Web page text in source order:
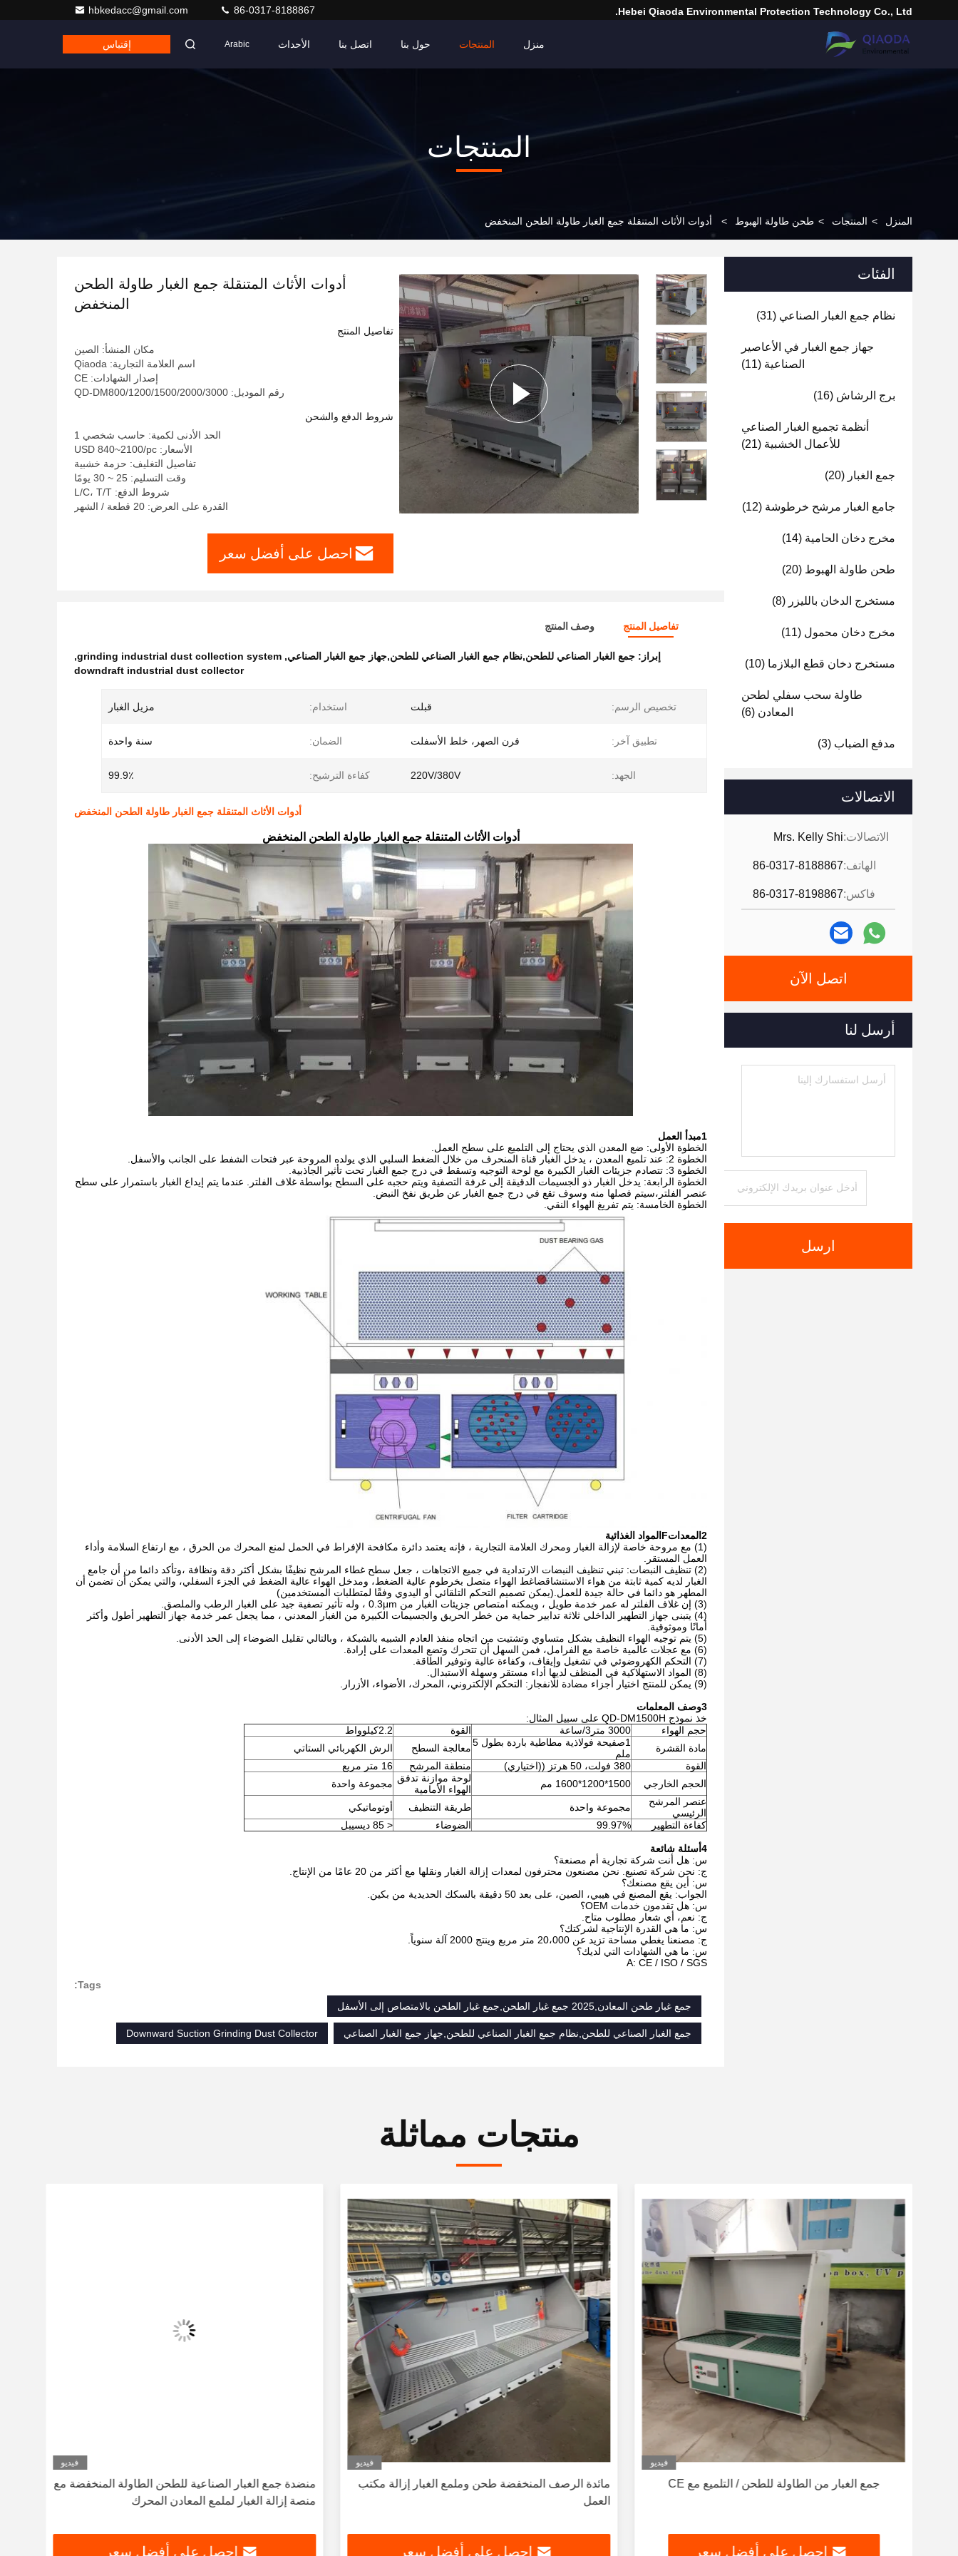
Hebei Qiaoda Environmental Protection Technology Co., Ltd.
hbkedacc@gmail.com 86-0317-8188867
منزل المنتجات حول بنا اتصل بنا الأحداث Arabic إقتباس
المنتجات
المنزل > المنتجات > طحن طاولة الهبوط > أدوات الأثاث المتنقلة جمع الغبار طاولة الطحن المنخفض
الفئات
نظام جمع الغبار الصناعي (31)
جهاز جمع الغبار في الأعاصير
الصناعية (11)
برج الرشاش (16)
أنظمة تجميع الغبار الصناعي
للأعمال الخشبية (21)
جمع الغبار (20)
جامع الغبار مرشح خرطوشة (12)
مخرج دخان الحامية (14)
طحن طاولة الهبوط (20)
مستخرج الدخان بالليزر (8)
مخرج دخان محمول (11)
مستخرج دخان قطع البلازما (10)
طاولة سحب سفلي لطحن
المعادن (6)
مدفع الضباب (3)
الاتصالات
الاتصالات:Mrs. Kelly Shi
الهاتف:86-0317-8188867
فاكس:86-0317-8198867
اتصل الآن
أرسل لنا
ارسل
أدوات الأثاث المتنقلة جمع الغبار طاولة الطحن
المنخفض
تفاصيل المنتج
مكان المنشأ: الصين
اسم العلامة التجارية: Qiaoda
إصدار الشهادات: CE
رقم الموديل: QD-DM800/1200/1500/2000/3000
شروط الدفع والشحن
الحد الأدنى لكمية: حاسب شخصي 1
الأسعار: USD 840~2100/pc
تفاصيل التغليف: حزمة خشبية
وقت التسليم: 25 ~ 30 يومًا
شروط الدفع: L/C، T/T
القدرة على العرض: 20 قطعة / الشهر
احصل على أفضل سعر
تفاصيل المنتج وصف المنتج
إبراز: جمع الغبار الصناعي للطحن,نظام جمع الغبار الصناعي للطحن,جهاز جمع الغبار الصناعي,
grinding industrial dust collection system
,
downdraft industrial dust collector
تخصيص الرسم: قبلت استخدام: مزيل الغبار
تطبيق آخر: فرن الصهر، خلط الأسفلت الضمان: سنة واحدة
الجهد: 220V/380V كفاءة الترشيح: 99.9٪
أدوات الأثاث المتنقلة جمع الغبار طاولة الطحن المنخفض
أدوات الأثاث المتنقلة جمع الغبار طاولة الطحن المنخفض
1مبدأ العمل
الخطوة الأولى: ضع المعدن الذي يحتاج إلى التلميع على سطح العمل.
الخطوة 2: عند تلميع المعدن ، يدخل الغبار قناة المنحرف من خلال الضغط السلبي الذي يولده المروحة عبر فتحات الشفط على الجانب والأسفل.
الخطوة 3: تتصادم جزيئات الغبار الكبيرة مع لوحة التوجيه وتسقط في درج جمع الغبار تحت تأثير الجاذبية.
الخطوة الرابعة: يدخل الغبار ذو الجسيمات الدقيقة إلى غرفة التصفية ويتم حجبه على السطح بواسطة غلاف الفلتر. عندما يتم إيداع الغبار باستمرار على سطح
عنصر الفلتر،سيتم فصلها منه وسوف تقع في درج جمع الغبار عن طريق نفخ النبض.
الخطوة الخامسة: يتم تفريغ الهواء النقي.
2المعدات F المواد الغذائية
(1) مع مروحة خاصة لإزالة الغبار ومحرك العلامة التجارية ، فإنه يعتمد دائرة مكافحة الإفراط في الحمل لمنع المحرك من الحرق ، مع ارتفاع السلامة وأداء
العمل المستقر.
(2) تنظيف النبضات: تبني تنظيف النبضات الارتدادية في جميع الاتجاهات ، جعل سطح غطاء المرشح نظيفًا بشكل أكثر دقة ونظافة ،وتأكد دائما من أن جامع
الغبار لديه كمية ثابتة من هواء الاستنشاقضاغط الهواء متصل بخرطوم عالية الضغط، ومدخل الهواء عالية الضغط في الجزء السفلي، والتي يمكن أن تضمن أن
المطهر هو دائما في حالة جيدة للعمل.(يمكن تصميم التحكم التلقائي أو اليدوي وفقًا لمتطلبات المستخدمين)
(3) إن غلاف الفلتر له عمر خدمة طويل ، ويمكنه امتصاص جزيئات الغبار من 0.3μm ، وله تأثير تصفية جيد على الغبار الرطب والملصق.
(4) يتبنى جهاز التطهير الداخلي ثلاثة تدابير حماية من خطر الحريق والجسيمات الكبيرة من الغبار المعدني ، مما يجعل عمر خدمة جهاز التطهير أطول وأكثر
أمانًا وموثوقية.
(5) يتم توجيه الهواء النظيف بشكل متساوي وتشتيت من اتجاه منفذ العادم الشبيه بالشبكة ، وبالتالي تقليل الضوضاء إلى الحد الأدنى.
(6) مع عجلات عالمية خاصة مع الفرامل، فمن السهل أن تتحرك وتضع المعدات على إرادة.
(7) التحكم الكهروضوئي في تشغيل وإيقاف، وكفاءة عالية وتوفير الطاقة.
(8) المواد الاستهلاكية في المنظف لديها أداء مستقر وسهلة الاستبدال.
(9) يمكن للمنتج اختيار أجزاء مضادة للانفجار: التحكم الإلكتروني، المحرك، الأضواء، الأزرار.
3وصف المعلمات
خذ نموذج QD-DM1500H على سبيل المثال:
حجم الهواء
3000 متر3/ساعة القوة
2.2كيلوواط
مادة القشرة
1صفيحة فولاذية مطاطية باردة بطول 5
ملم
معالجة السطح
الرش الكهربائي الستاتي
القوة
380 فولت، 50 هرتز ((اختياري) منطقة المرشح
16 متر مربع
الحجم الخارجي
1500*1200*1600 مم
لوحة موازنة تدفق
الهواء الأمامية
مجموعة واحدة
عنصر المرشح
الرئيسي
مجموعة واحدة طريقة التنظيف
أوتوماتيكي
كفاءة التطهير
99.97% الضوضاء < 85 ديسيبل
4أسئلة شائعة
س: هل أنت شركة تجارية أم مصنعة؟
ج: نحن شركة تصنيع. نحن مصنعون محترفون لمعدات إزالة الغبار ونقلها مع أكثر من 20 عامًا من الإنتاج.
س: أين يقع مصنعك؟
الجواب: يقع المصنع في هيبي، الصين، على بعد 50 دقيقة بالسكك الحديدية من بكين.
س: هل تقدمون خدمات OEM؟
ج: نعم، أي شعار مطلوب متاح.
س: ما هي القدرة الإنتاجية لشركتك؟
ج: مصنعنا يغطي مساحة تزيد عن 20،000 متر مربع وينتج 2000 آلة سنوياً.
س: ما هي الشهادات التي لديك؟
A: CE / ISO / SGS
Tags:
جمع غبار طحن المعادن,2025 جمع غبار الطحن,جمع غبار الطحن بالامتصاص إلى الأسفل
جمع الغبار الصناعي للطحن,نظام جمع الغبار الصناعي للطحن,جهاز جمع الغبار الصناعي Downward Suction Grinding Dust Collector
منتجات مماثلة
فيديو
جمع الغبار من الطاولة للطحن / التلميع مع CE
احصل على أفضل سعر
فيديو
مائدة الرصف المنخفضة طحن وملمع الغبار إزالة مكتب
العمل
احصل على أفضل سعر
فيديو
منضدة جمع الغبار الصناعية للطحن الطاولة المنخفضة مع
منصة إزالة الغبار لملمع المعادن المحرك
احصل على أفضل سعر